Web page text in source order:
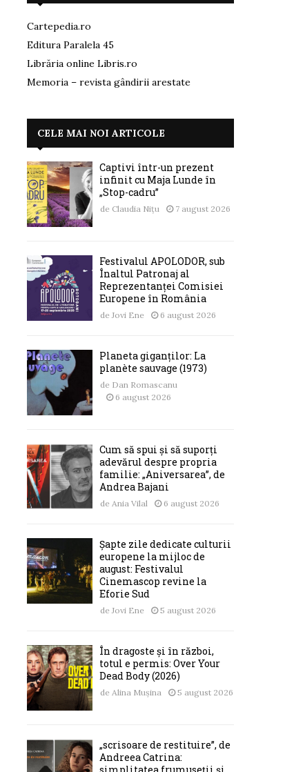
Cartepedia.ro
Editura Paralela 45
Librăria online Libris.ro
Memoria – revista gândirii arestate
CELE MAI NOI ARTICOLE
Captivi într-un prezent
infinit cu Maja Lunde în
„Stop-cadru”
de Claudia Nițu 7 august 2026
Festivalul APOLODOR, sub
Înaltul Patronaj al
Reprezentanței Comisiei
Europene în România
de Jovi Ene 6 august 2026
Planeta giganților: La
planète sauvage (1973)
de Dan Romascanu
6 august 2026
Cum să spui și să suporți
adevărul despre propria
familie: „Aniversarea”, de
Andrea Bajani
de Ania Vilal 6 august 2026
Șapte zile dedicate culturii
europene la mijloc de
august: Festivalul
Cinemascop revine la
Eforie Sud
de Jovi Ene 5 august 2026
În dragoste și în război,
totul e permis: Over Your
Dead Body (2026)
de Alina Mușina 5 august 2026
„scrisoare de restituire”, de
Andreea Catrina:
simplitatea frumuseții și